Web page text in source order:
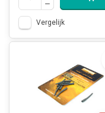
Vergelijk